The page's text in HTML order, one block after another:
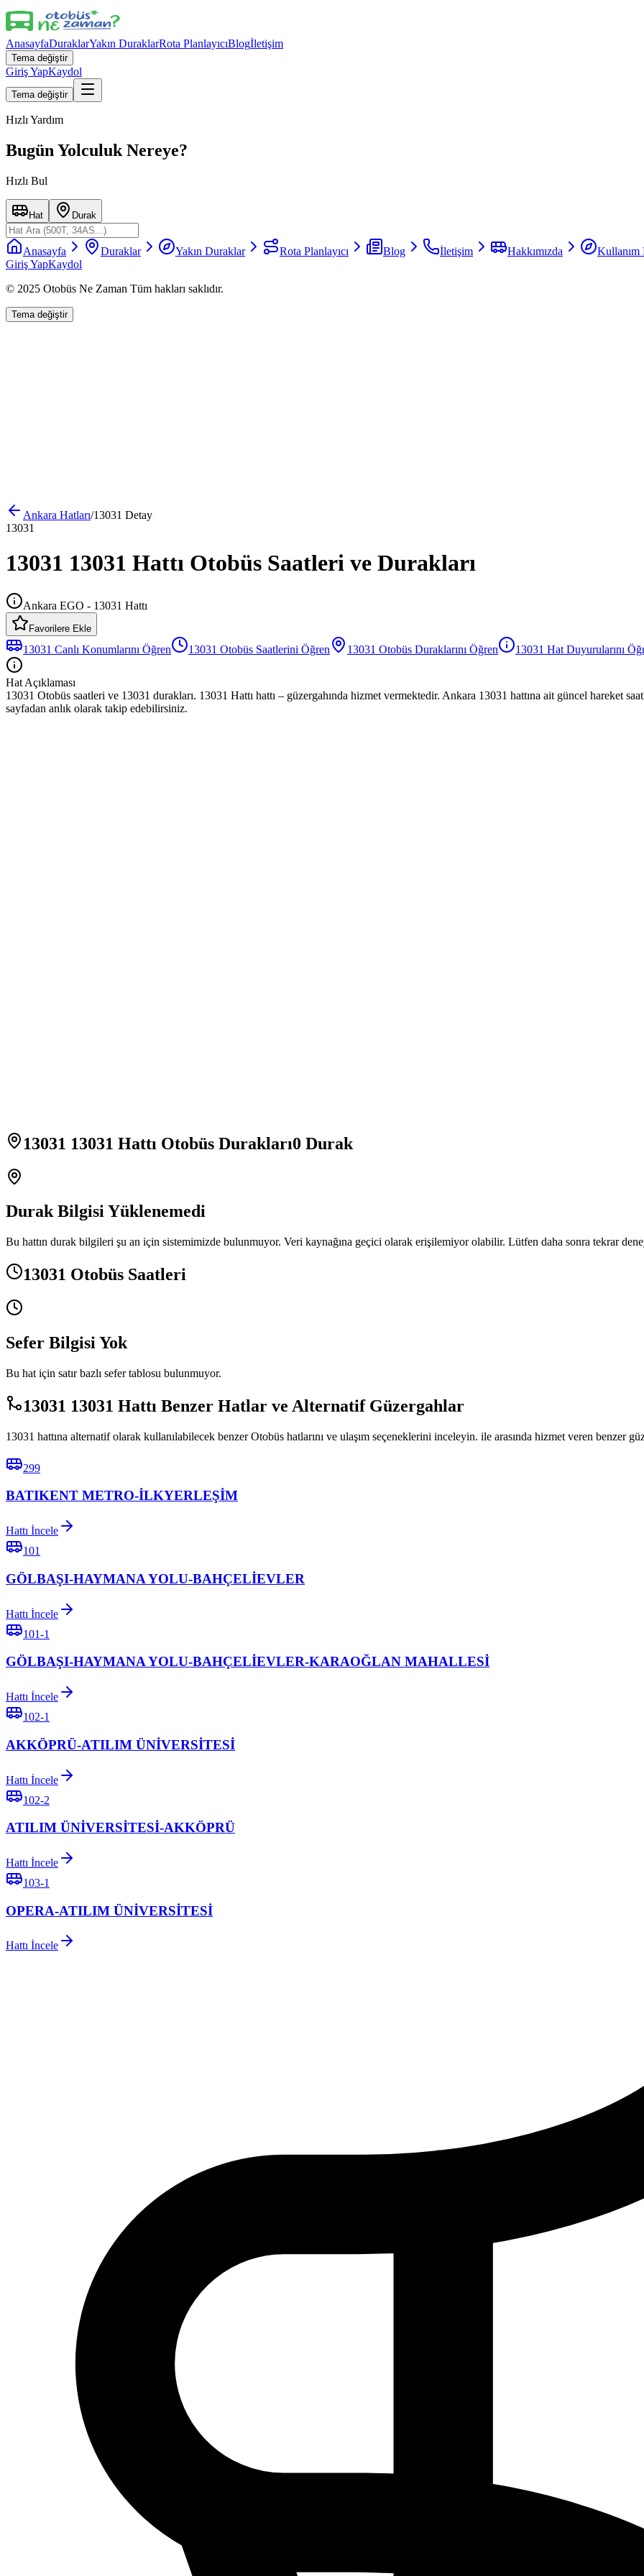
AnasayfaDuraklarYakın DuraklarRota PlanlayıcıBlogİletişim
Tema değiştir
Giriş YapKaydol
Tema değiştir
Hızlı Yardım
Bugün Yolculuk Nereye?
Hızlı Bul
Hat Durak
Anasayfa Duraklar Yakın Duraklar Rota Planlayıcı Blog İletişim Hakkımızda
Kullanım
Giriş YapKaydol
© 2025 Otobüs Ne Zaman Tüm hakları saklıdır.
Tema değiştir
Ankara Hatları/13031 Detay
13031
13031 13031 Hattı Otobüs Saatleri ve Durakları
Ankara EGO - 13031 Hattı
Favorilere Ekle
13031 Canlı Konumlarını Öğren 13031 Otobüs Saatlerini Öğren 13031 Otobüs Duraklarını Öğren 13031 Hat Duyurularını
Hat Açıklaması
13031 Otobüs saatleri ve 13031 durakları. 13031 Hattı hattı – güzergahında hizmet vermektedir. Ankara 13031 hattına ait güncel hareket
sayfadan anlık olarak takip edebilirsiniz.
13031 13031 Hattı Otobüs Durakları0 Durak
Durak Bilgisi Yüklenemedi
Bu hattın durak bilgileri şu an için sistemimizde bulunmuyor. Veri kaynağına geçici olarak erişilemiyor olabilir. Lütfen daha sonra tekrar
13031 Otobüs Saatleri
Sefer Bilgisi Yok
Bu hat için satır bazlı sefer tablosu bulunmuyor.
13031 13031 Hattı Benzer Hatlar ve Alternatif Güzergahlar
13031 hattına alternatif olarak kullanılabilecek benzer Otobüs hatlarını ve ulaşım seçeneklerini inceleyin. ile arasında hizmet veren benzer
299
BATIKENT METRO-İLKYERLEŞİM
Hattı İncele
101
GÖLBAŞI-HAYMANA YOLU-BAHÇELİEVLER
Hattı İncele
101-1
GÖLBAŞI-HAYMANA YOLU-BAHÇELİEVLER-KARAOĞLAN MAHALLESİ
Hattı İncele
102-1
AKKÖPRÜ-ATILIM ÜNİVERSİTESİ
Hattı İncele
102-2
ATILIM ÜNİVERSİTESİ-AKKÖPRÜ
Hattı İncele
103-1
OPERA-ATILIM ÜNİVERSİTESİ
Hattı İncele